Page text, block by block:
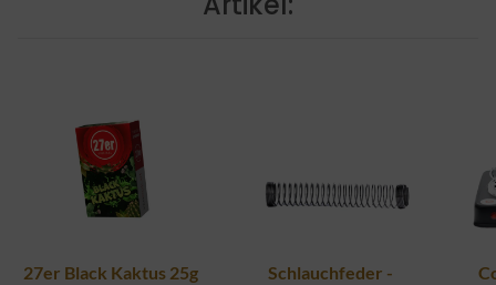
27er Black Kaktus 25g
Schlauchfeder -